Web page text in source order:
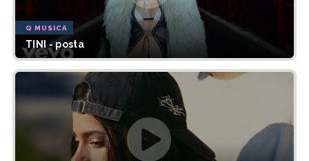
Q MUSICA
TINI - posta